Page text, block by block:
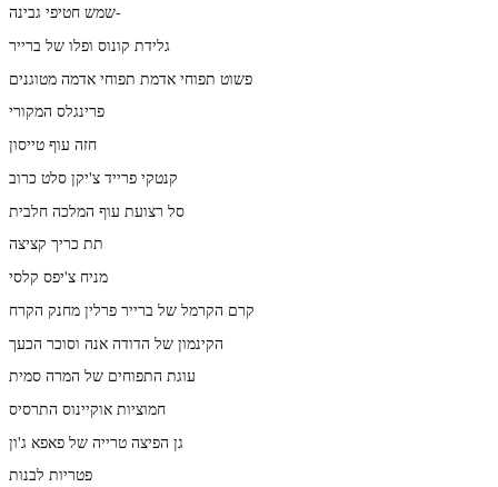
שמש חטיפי גבינה-
גלידת קונוס ופלו של ברייר
פשוט תפוחי אדמת תפוחי אדמה מטוגנים
פרינגלס המקורי
חזה עוף טייסון
קנטקי פרייד צ'יקן סלט כרוב
סל רצועת עוף המלכה חלבית
תת כריך קציצה
מניח צ'יפס קלסי
קרם הקרמל של ברייר פרלין מחנק הקרח
הקינמון של הדודה אנה וסוכר הכעך
עוגת התפוחים של המרה סמית
חמוציות אוקיינוס התרסיס
גן הפיצה טרייה של פאפא ג'ון
פטריות לבנות